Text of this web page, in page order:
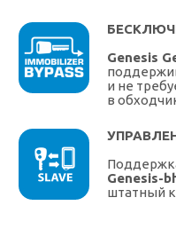
Genesis
и не
в
Genesis-
штатный